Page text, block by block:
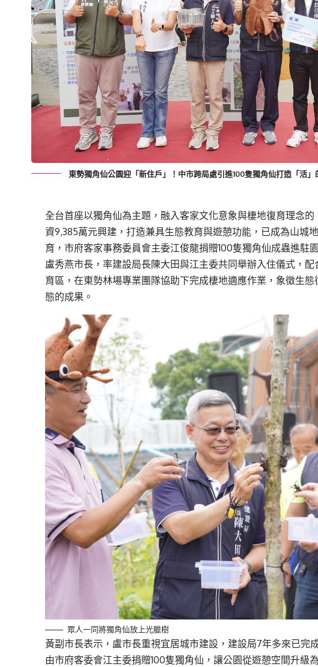
東勢獨角仙公園迎「新住戶」！中市跨局處引進100隻獨角仙打造「活」
全台首座以獨角仙為主題，融入客家文化意象與棲地復育理念
資9,385萬元興建，打造兼具生態教育與遊憩功能，已成為山城
育，市府客家事務委員會主委江俊龍捐贈100隻獨角仙成蟲進駐
盧秀燕市長，率建設局長陳大田與江主委共同舉辦入住儀式，
育區，在東勢林場專業團隊協助下完成棲地適應作業，象徵生
態的成果。
眾人一同將獨角仙放上光臘樹
黃副市長表示，盧市長重視宜居城市建設，建設局7年多來已完
由市府客委會江主委捐贈100隻獨角仙，讓公園從遊憩空間升級